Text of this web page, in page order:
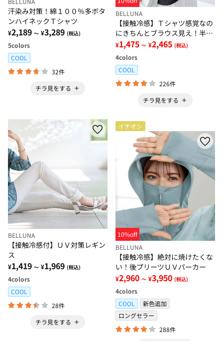
汗染み対策！綿１００％多ボタ
ンハイネックＴシャツ
¥2,189 ～ ¥3,289 (税込)
5colors
COOL
32件
チラ見をする
BELLUNA
【接触冷感】Ｔシャツ感覚なの
にきちんとブラウス見え！半袖
プルオーバー
¥1,475 ～ ¥2,465 (税込)
4colors
COOL
226件
チラ見をする
BELLUNA
【接触冷感付】ＵＶ対策レギン
ス
¥1,419 ～ ¥1,969 (税込)
4colors
COOL
28件
チラ見をする
イチオシ
10%off
BELLUNA
【接触冷感】絶対に焼けたくな
い！後プリーツＵＶパーカー
¥2,960 ～ ¥3,950 (税込)
4colors
COOL
新色追加
ロングセラー
288件